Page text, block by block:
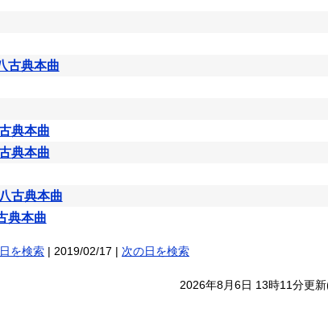
古典本曲
典本曲
典本曲
古典本曲
典本曲
を検索| 2019/02/17 | 次の日を検索
2026年8月6日 13時11分更